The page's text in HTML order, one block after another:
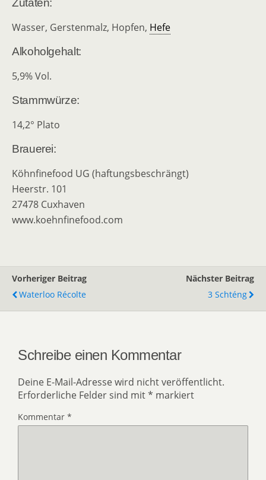
Zutaten:
Wasser, Gerstenmalz, Hopfen, Hefe
Alkoholgehalt:
5,9% Vol.
Stammwürze:
14,2° Plato
Brauerei:
Köhnfinefood UG (haftungsbeschrängt)
Heerstr. 101
27478 Cuxhaven
www.koehnfinefood.com
Vorheriger Beitrag
Waterloo Récolte
Nächster Beitrag
3 Schténg
Schreibe einen Kommentar
Deine E-Mail-Adresse wird nicht veröffentlicht.
Erforderliche Felder sind mit* markiert
Kommentar *